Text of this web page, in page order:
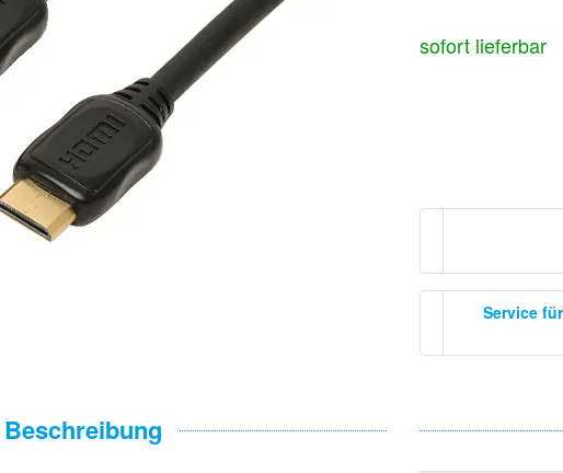
sofort lieferbar
Service
Beschreibung